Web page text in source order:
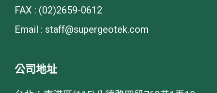
FAX : (02)2659-0612
Email : staff@supergeotek.com
公司地址